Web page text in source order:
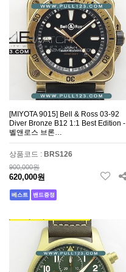
[MIYOTA 9015] Bell & Ross 03-92
Diver Bronze B12 1:1 Best Edition -
벨앤로스 브론…
상품코드 : BRS126
900,000원
620,000원
베스트 밴드증정